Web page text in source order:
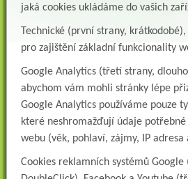
Přidejte se k nám Do našeho týmu přijmeme
lůžkové oddělení následné a dlouhodobé pé...
Všeobecná sestra na plicní oddělení
Albertinum, odborný léčebný ústav, přijme do
SESTRA na oddělení pneumologie a ftizeologiePr...
Logoped/klinický logoped
Albertinum, OLÚ,
jaká cookies ukládáme do vašich
Technické (první strany,
pro zajištění základní funkcionality
Google Analytics (třetí strany,
abychom vám mohli stránky lépe
Google Analytics používáme pouze
které neshromažďují údaje
webu (věk, pohlaví, zájmy, IP adresa
Cookies reklamních systémů Google